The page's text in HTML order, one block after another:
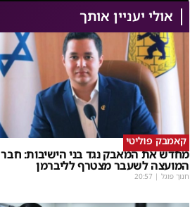
אולי יעניין אותך
קאמבק פוליטי
מחדש את המאבק נגד בני הישיבות: חבר
המועצה לשעבר מצטרף לליברמן
חנוך פוגל |
20:57